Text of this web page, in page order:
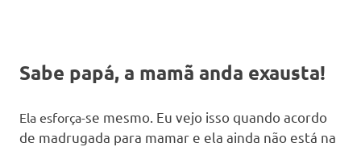
Sabe papá, a mamã anda exausta!
Ela esforça-se mesmo. Eu vejo isso quando acordo
de madrugada para mamar e ela ainda não está na